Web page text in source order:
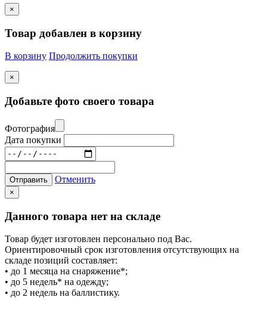
×
Товар добавлен в корзину
В корзину Продолжить покупки
×
Добавьте фото своего товара
Фотография
Дата покупки
Отправить Отменить
×
Данного товара нет на складе
Товар будет изготовлен персонально под Вас.
Ориентировочный срок изготовления отсутствующих на
складе позиций составляет:
• до 1 месяца на снаряжение*;
• до 5 недель* на одежду;
• до 2 недель на баллистику.